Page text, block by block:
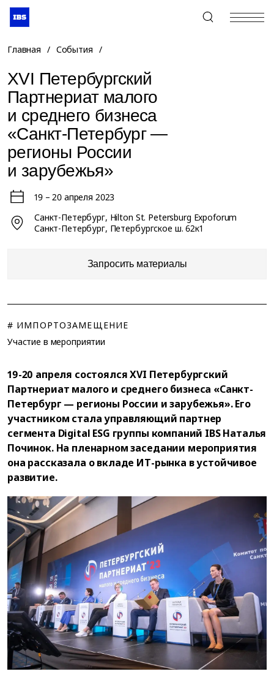
+7 (495) 967-80-80
Главная / События /
XVI Петербургский
Партнериат малого
и среднего бизнеса
«Санкт-Петербург —
регионы России
и зарубежья»
19 – 20 апреля 2023
Санкт-Петербург, Hilton St. Petersburg Expoforum
Санкт-Петербург, Петербургское ш. 62к1
Запросить материалы
# ИМПОРТОЗАМЕЩЕНИЕ
Участие в мероприятии
19-20 апреля состоялся XVI Петербургский
Партнериат малого и среднего бизнеса «Санкт-
Петербург — регионы России и зарубежья». Его
участником стала управляющий партнер
сегмента Digital ESG группы компаний IBS Наталья
Починок. На пленарном заседании мероприятия
она рассказала о вкладе ИТ-рынка в устойчивое
развитие.